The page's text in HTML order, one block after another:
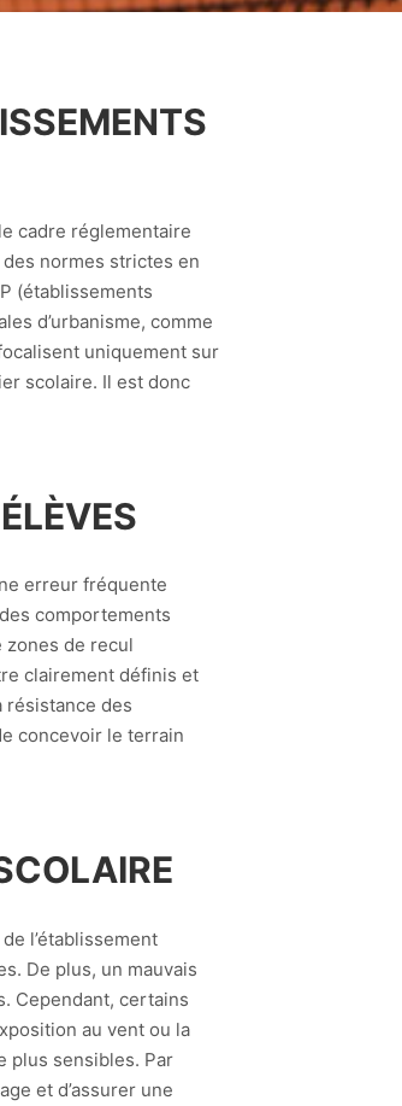
cadre réglementaire
normes strictes en
(établissements
d’urbanisme, comme
uniquement sur
scolaire. Il est donc
erreur fréquente
comportements
zones de recul
clairement définis et
résistance des
concevoir le terrain
l’établissement
De plus, un mauvais
Cependant, certains
au vent ou la
plus sensibles. Par
et d’assurer une